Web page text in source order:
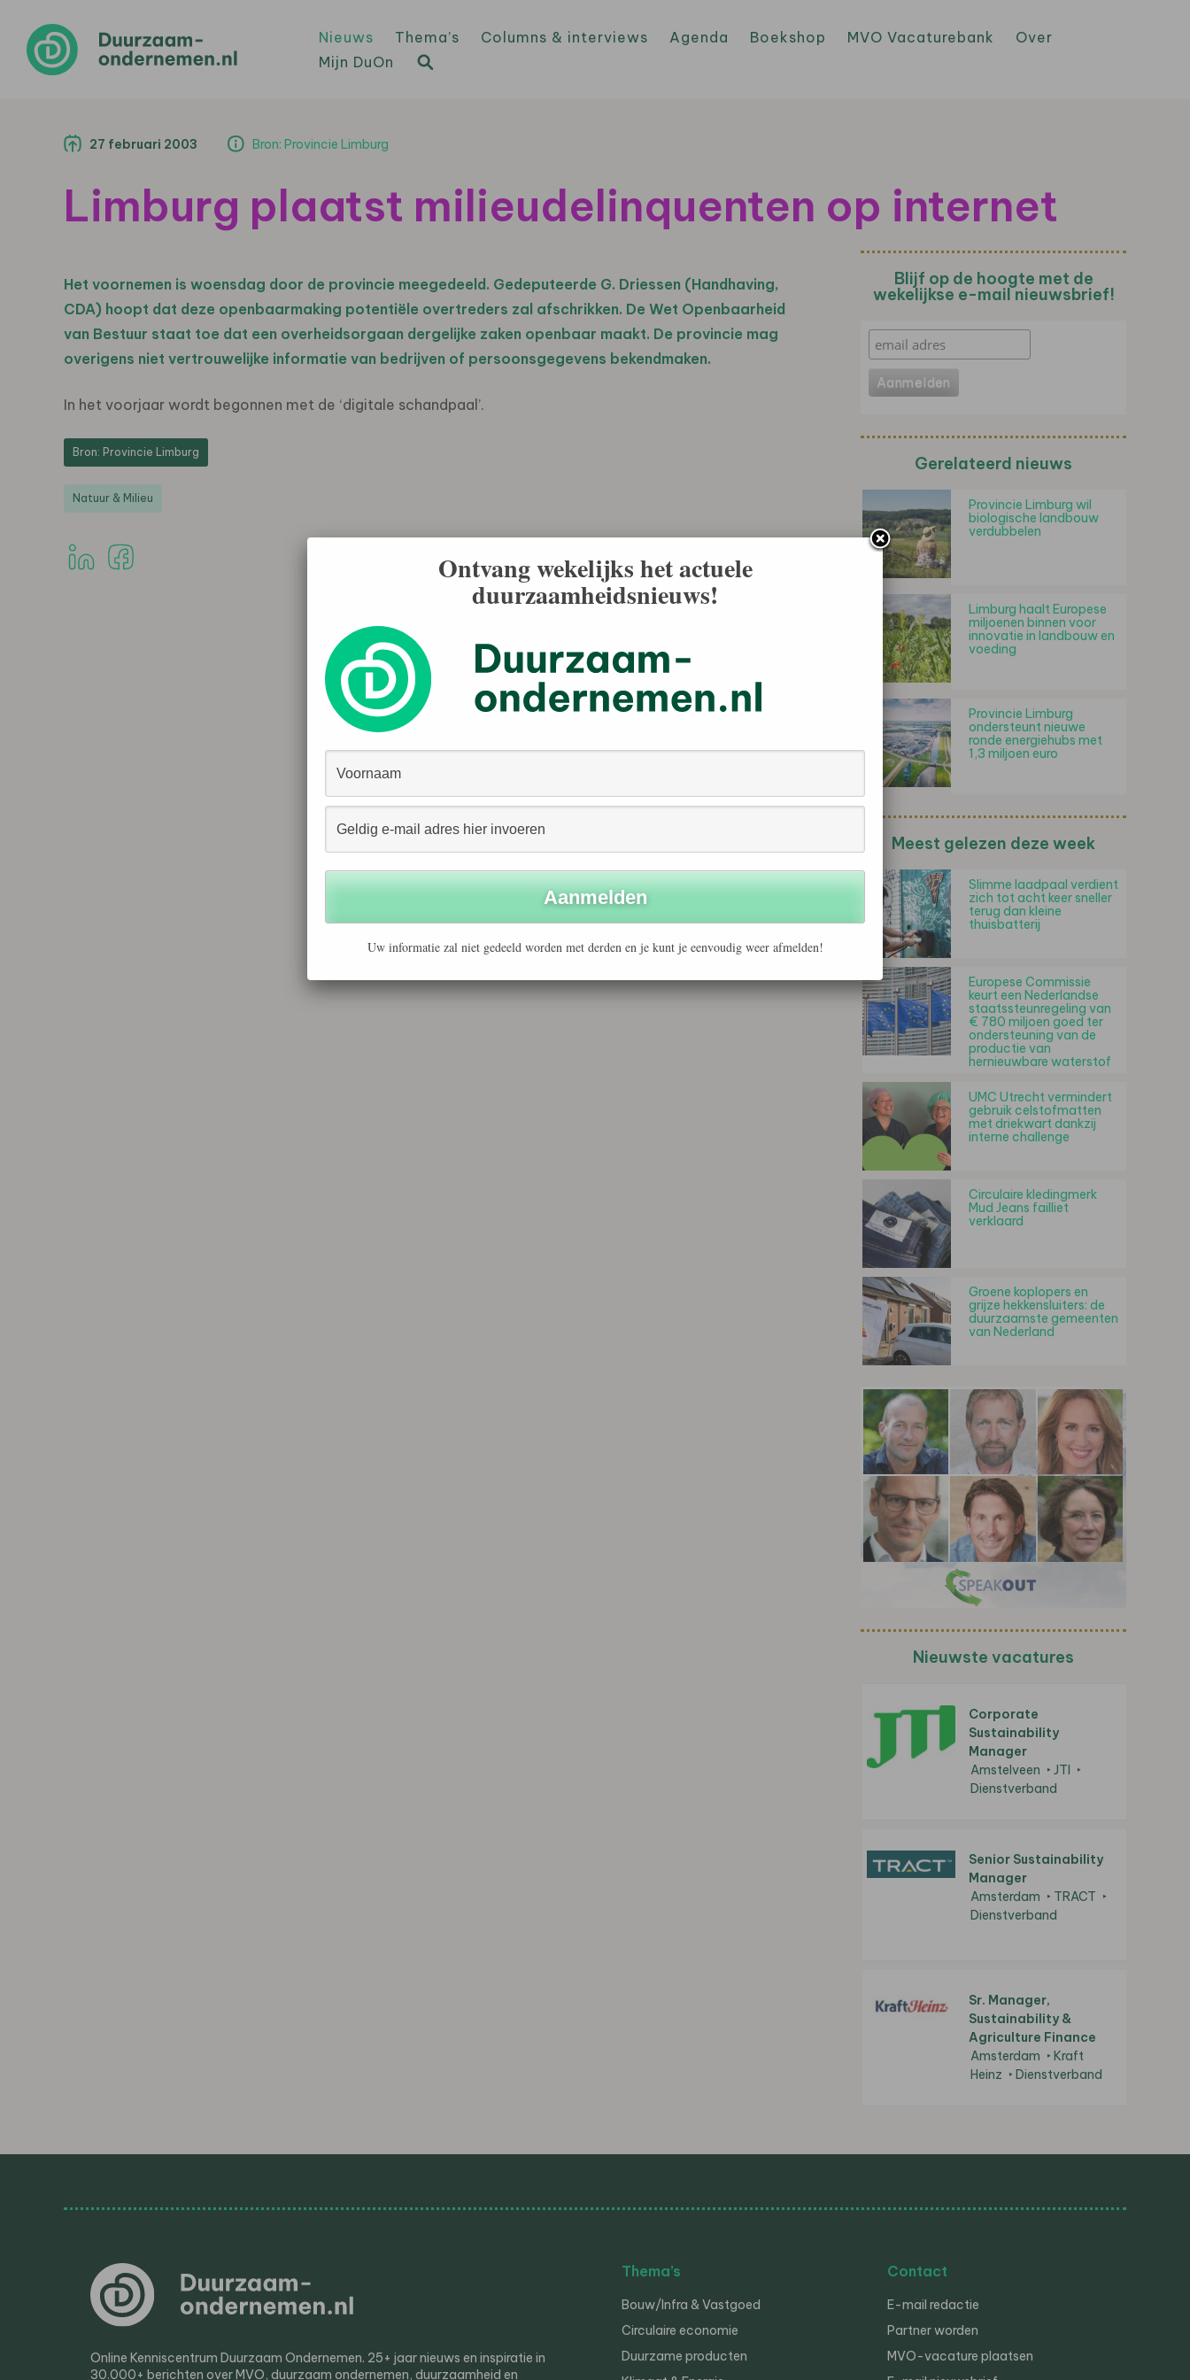
Nieuws Thema’s Columns & interviews Agenda Boekshop MVO Vacaturebank
Over
Mijn DuOn
27 februari 2003 Bron: Provincie Limburg
Limburg plaatst milieudelinquenten op internet
Het voornemen is woensdag door de provincie meegedeeld. Gedeputeerde G. Driessen (Handhaving,
CDA) hoopt dat deze openbaarmaking potentiële overtreders zal afschrikken. De Wet Openbaarheid
van Bestuur staat toe dat een overheidsorgaan dergelijke zaken openbaar maakt. De provincie mag
overigens niet vertrouwelijke informatie van bedrijven of persoonsgegevens bekendmaken.
In het voorjaar wordt begonnen met de ‘digitale schandpaal’.
Bron: Provincie Limburg
Natuur & Milieu
Blijf op de hoogte met de
wekelijkse e-mail nieuwsbrief!
Gerelateerd nieuws
Provincie Limburg wil
biologische landbouw
verdubbelen
Limburg haalt Europese
miljoenen binnen voor
innovatie in landbouw en
voeding
Provincie Limburg
ondersteunt nieuwe
ronde energiehubs met
1,3 miljoen euro
Meest gelezen deze week
Slimme laadpaal verdient
zich tot acht keer sneller
terug dan kleine
thuisbatterij
Europese Commissie
keurt een Nederlandse
staatssteunregeling van
€ 780 miljoen goed ter
ondersteuning van de
productie van
hernieuwbare waterstof
UMC Utrecht vermindert
gebruik celstofmatten
met driekwart dankzij
interne challenge
Circulaire kledingmerk
Mud Jeans failliet
verklaard
Groene koplopers en
grijze hekkensluiters: de
duurzaamste gemeenten
van Nederland
Nieuwste vacatures
Corporate
Sustainability
Manager
Amstelveen
JTI
Dienstverband
Senior Sustainability
Manager
Amsterdam
TRACT
Dienstverband
Sr. Manager,
Sustainability &
Agriculture Finance
Amsterdam
Kraft
Heinz
Dienstverband
Online Kenniscentrum Duurzaam Ondernemen. 25+ jaar nieuws en inspiratie in
30.000+ berichten over MVO, duurzaam ondernemen, duurzaamheid en
Thema’s
Bouw/Infra & Vastgoed
Circulaire economie
Duurzame producten
Contact
E-mail redactie
Partner worden
MVO-vacature plaatsen
Ontvang wekelijks het actuele
duurzaamheidsnieuws!
Uw informatie zal niet gedeeld worden met derden en je kunt je eenvoudig weer afmelden!